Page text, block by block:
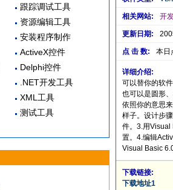
跟踪调试工具
资源编辑工具
安装程序制作
ActiveX控件
Delphi控件
.NET开发工具
XML工具
测试工具
相关网站: 开
更新日期:
点 击 数: 本日
详细介绍:
可以替你的软
也可以是圆形
依照你的意思
样子。设计步
件。3.用Visual
置。4.编辑
Visual Basic
下载链接:
下载地址1